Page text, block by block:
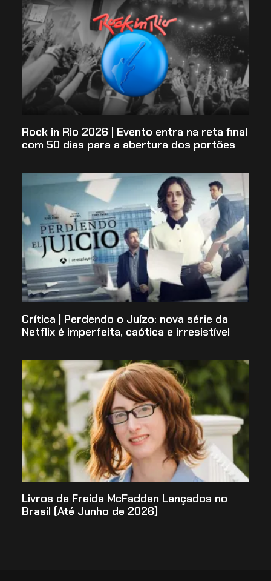
Rock in Rio 2026 | Evento entra na reta final
com 50 dias para a abertura dos portões
Crítica | Perdendo o Juízo: nova série da
Netflix é imperfeita, caótica e irresistível
Livros de Freida McFadden Lançados no
Brasil (Até Junho de 2026)